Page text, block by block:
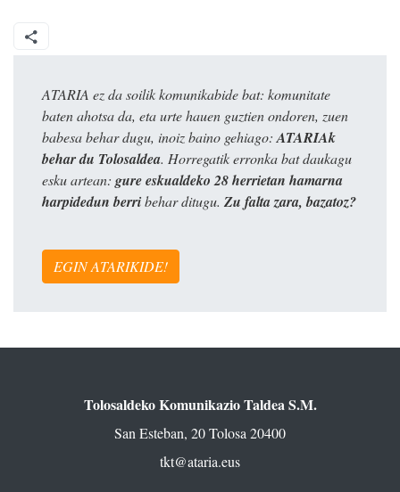
ATARIA ez da soilik komunikabide bat: komunitate
baten ahotsa da, eta urte hauen guztien ondoren, zuen
babesa behar dugu, inoiz baino gehiago: ATARIAk
behar du Tolosaldea. Horregatik erronka bat daukagu
esku artean: gure eskualdeko 28 herrietan hamarna
harpidedun berribehar ditugu. Zu falta zara, bazatoz?
EGIN ATARIKIDE!
Tolosaldeko Komunikazio Taldea S.M.
San Esteban, 20 Tolosa 20400
tkt@ataria.eus